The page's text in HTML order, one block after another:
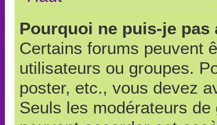
Pourquoi ne puis-je
Certains forums peuvent
utilisateurs ou groupes.
poster, etc., vous devez
Seuls les modérateurs